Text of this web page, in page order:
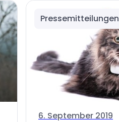
Pressemitteilungen
6. September 2019